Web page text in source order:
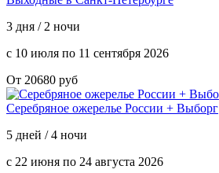
3 дня / 2 ночи
с 10 июля по 11 сентября 2026
От 20680 руб
Серебряное ожерелье России + Выборг
5 дней / 4 ночи
с 22 июня по 24 августа 2026